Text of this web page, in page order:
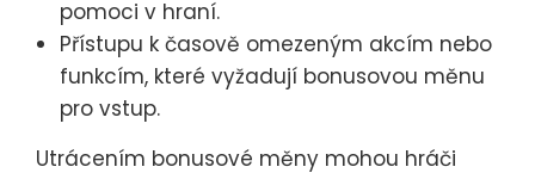
pomoci v hraní.
Přístupu k časově omezeným akcím nebo
funkcím, které vyžadují bonusovou měnu
pro vstup.
Utrácením bonusové měny mohou hráči